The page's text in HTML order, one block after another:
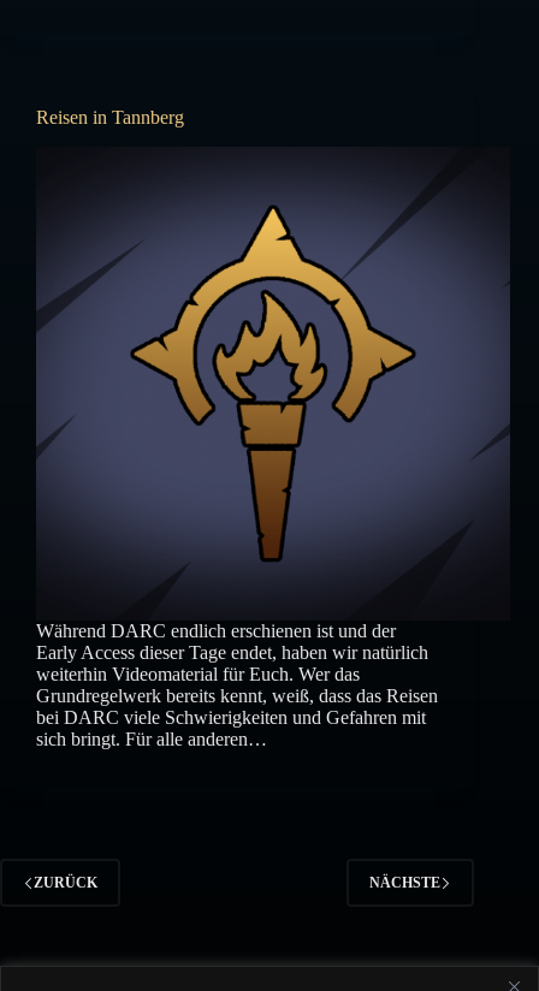
Reisen in Tannberg
Während DARC endlich erschienen ist und der
Early Access dieser Tage endet, haben wir natürlich
weiterhin Videomaterial für Euch. Wer das
Grundregelwerk bereits kennt, weiß, dass das Reisen
bei DARC viele Schwierigkeiten und Gefahren mit
sich bringt. Für alle anderen…
ZURÜCK NÄCHSTE